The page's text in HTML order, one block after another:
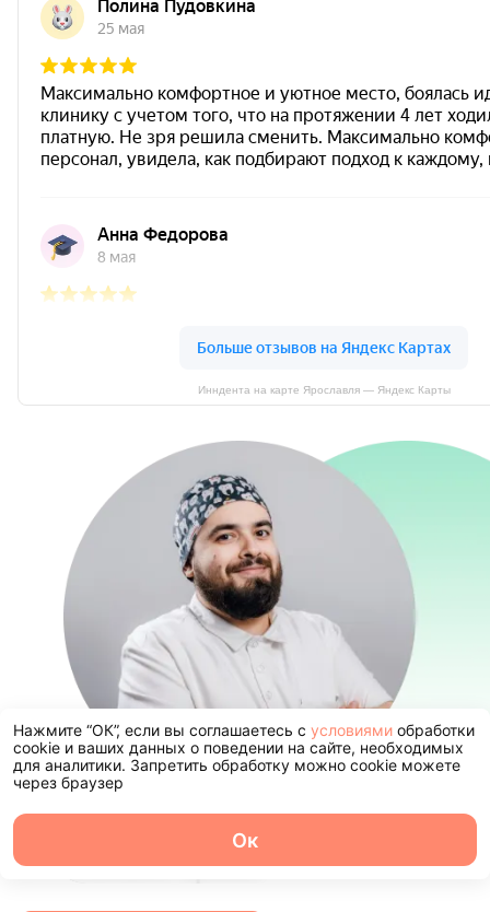
Оставьте заявку и мы свяжемся с
ближайшее время
Инндента на карте Ярославля — Яндекс Карты
Нажмите “ОК”, если вы соглашаетесь с условиями обработки
cookie и ваших данных о поведении на сайте, необходимых
для аналитики. Запретить обработку можно cookie можете
через браузер
Ок